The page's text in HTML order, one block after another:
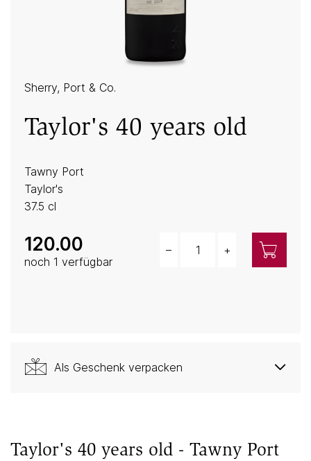
Sherry, Port & Co.
Taylor's 40 years old
Tawny Port
Taylor's
37.5 cl
120.00
noch 1 verfügbar
– +
Als Geschenk verpacken
Taylor's 40 years old - Tawny Port